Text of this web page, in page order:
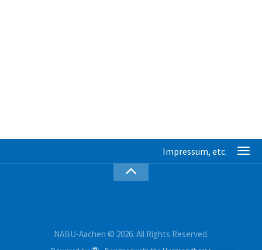
NABU-Aachen © 2026. All Rights Reserved.